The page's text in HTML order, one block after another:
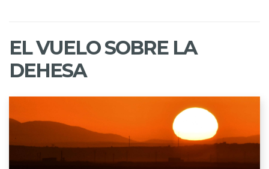
EL VUELO SOBRE LA
DEHESA